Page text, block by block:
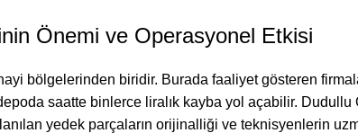
Önemi ve Operasyonel Etkisi
bölgelerinden biridir. Burada faaliyet gösteren
saatte binlerce liralık kayba yol açabilir.
yedek parçaların orijinalliği ve teknisyenlerin